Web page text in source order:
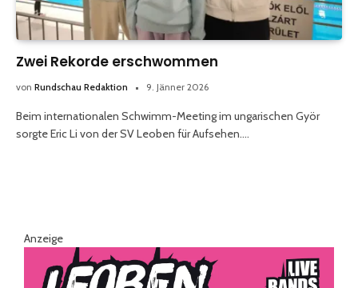
Zwei Rekorde erschwommen
von Rundschau Redaktion 9. Jänner 2026
Beim internationalen Schwimm-Meeting im ungarischen Györ
sorgte Eric Li von der SV Leoben für Aufsehen.…
Anzeige